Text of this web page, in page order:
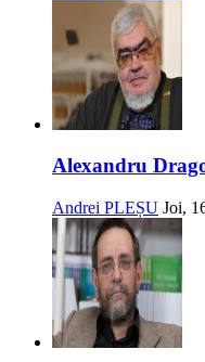
Alexandru
Andrei PLEȘU Joi,